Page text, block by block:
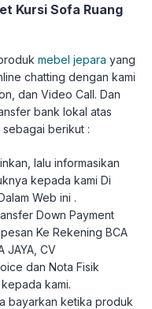
Kursi Sofa Ruang
mebel jepara yang
chatting dengan kami
dan Video Call. Dan
bank lokal atas
berikut :
lalu informasikan
kepada kami Di
Web ini .
Down Payment
Ke Rekening BCA
JAYA, CV
dan Nota Fisik
kami.
bayarkan ketika produk